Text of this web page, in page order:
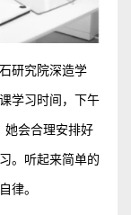
研究院深造学
学习时间，下午
她会合理安排好
。听起来简单的
律。